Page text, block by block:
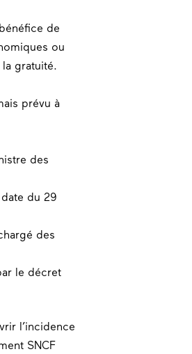
de
ou
gratuité.
prévu à
des
du 29
des
le décret
l’incidence
SNCF